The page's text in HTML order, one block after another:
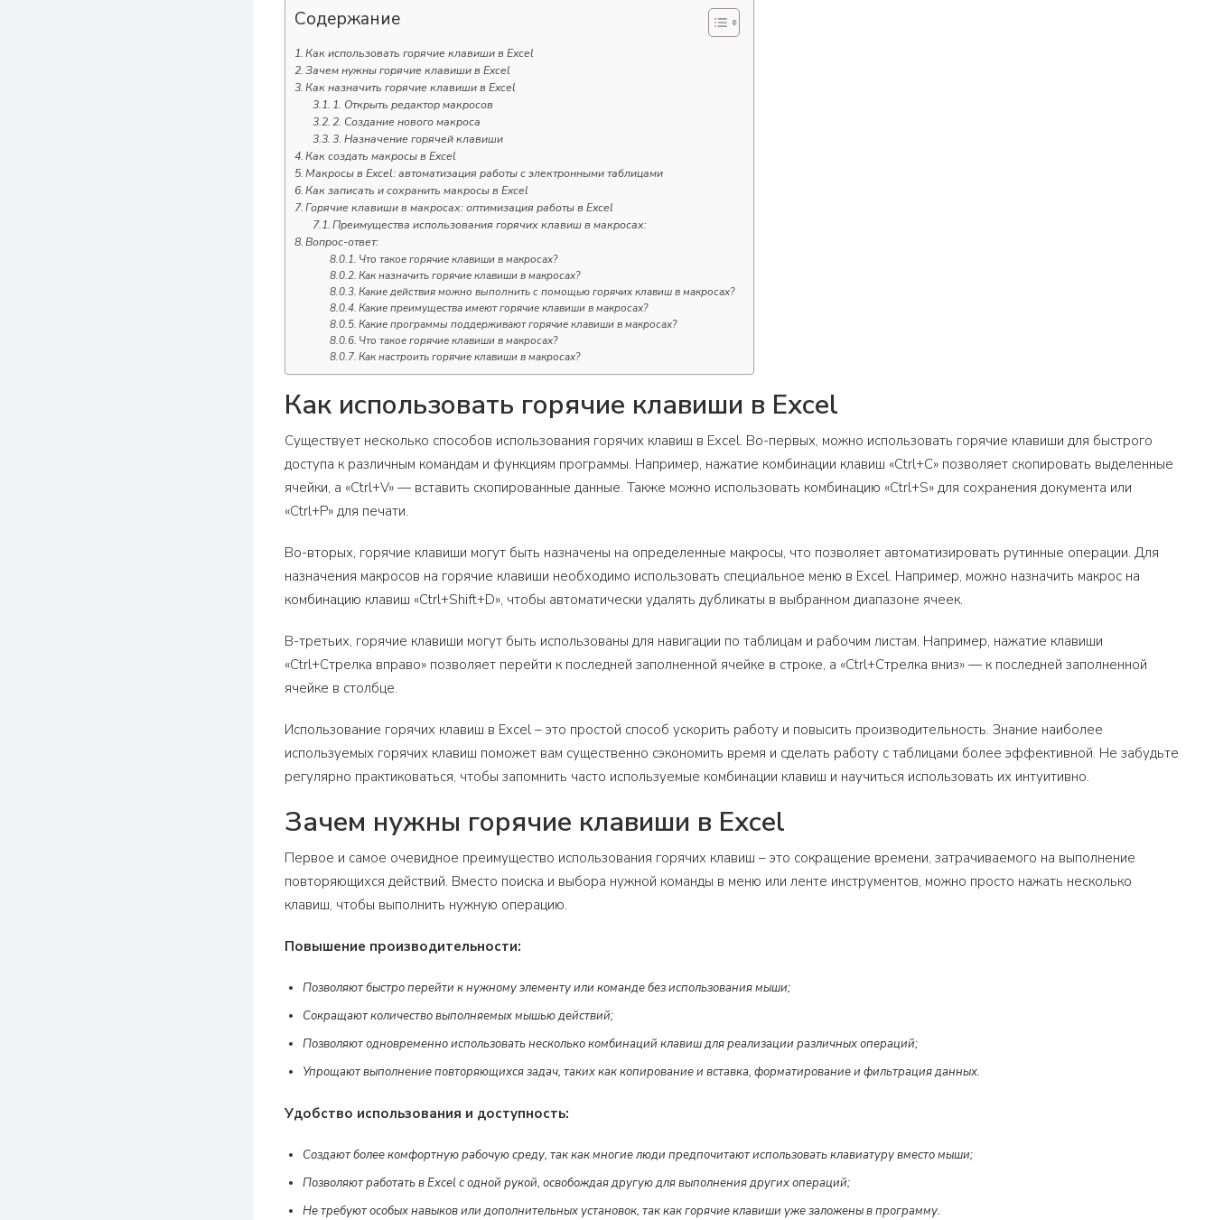
Содержание
Как использовать горячие клавиши в Excel
Зачем нужны горячие клавиши в Excel
Как назначить горячие клавиши в Excel
1. Открыть редактор макросов
2. Создание нового макроса
3. Назначение горячей клавиши
Как создать макросы в Excel
Макросы в Excel: автоматизация работы с электронными таблицами
Как записать и сохранить макросы в Excel
Горячие клавиши в макросах: оптимизация работы в Excel
Преимущества использования горячих клавиш в макросах:
Вопрос-ответ:
Что такое горячие клавиши в макросах?
Как назначить горячие клавиши в макросах?
Какие действия можно выполнить с помощью горячих клавиш в макросах?
Какие преимущества имеют горячие клавиши в макросах?
Какие программы поддерживают горячие клавиши в макросах?
Что такое горячие клавиши в макросах?
Как настроить горячие клавиши в макросах?
Как использовать горячие клавиши в Excel
Существует несколько способов использования горячих клавиш в Excel. Во-первых, можно использовать горячие клавиши для быстрого
доступа к различным командам и функциям программы. Например, нажатие комбинации клавиш «Ctrl+C» позволяет скопировать выделенные
ячейки, а «Ctrl+V» — вставить скопированные данные. Также можно использовать комбинацию «Ctrl+S» для сохранения документа или
«Ctrl+P» для печати.
Во-вторых, горячие клавиши могут быть назначены на определенные макросы, что позволяет автоматизировать рутинные операции. Для
назначения макросов на горячие клавиши необходимо использовать специальное меню в Excel. Например, можно назначить макрос на
комбинацию клавиш «Ctrl+Shift+D», чтобы автоматически удалять дубликаты в выбранном диапазоне ячеек.
В-третьих, горячие клавиши могут быть использованы для навигации по таблицам и рабочим листам. Например, нажатие клавиши
«Ctrl+Стрелка вправо» позволяет перейти к последней заполненной ячейке в строке, а «Ctrl+Стрелка вниз» — к последней заполненной
ячейке в столбце.
Использование горячих клавиш в Excel – это простой способ ускорить работу и повысить производительность. Знание наиболее
используемых горячих клавиш поможет вам существенно сэкономить время и сделать работу с таблицами более эффективной. Не забудьте
регулярно практиковаться, чтобы запомнить часто используемые комбинации клавиш и научиться использовать их интуитивно.
Зачем нужны горячие клавиши в Excel
Первое и самое очевидное преимущество использования горячих клавиш – это сокращение времени, затрачиваемого на выполнение
повторяющихся действий. Вместо поиска и выбора нужной команды в меню или ленте инструментов, можно просто нажать несколько
клавиш, чтобы выполнить нужную операцию.
Повышение производительности:
Позволяют быстро перейти к нужному элементу или команде без использования мыши;
Сокращают количество выполняемых мышью действий;
Позволяют одновременно использовать несколько комбинаций клавиш для реализации различных операций;
Упрощают выполнение повторяющихся задач, таких как копирование и вставка, форматирование и фильтрация данных.
Удобство использования и доступность:
Создают более комфортную рабочую среду, так как многие люди предпочитают использовать клавиатуру вместо мыши;
Позволяют работать в Excel с одной рукой, освобождая другую для выполнения других операций;
Не требуют особых навыков или дополнительных установок, так как горячие клавиши уже заложены в программу.